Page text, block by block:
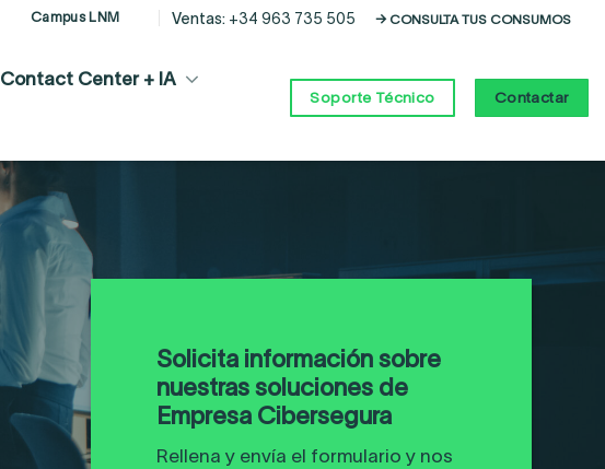
Campus LNM Ventas: +34 963 735 505 → CONSULTA TUS CONSUMOS
Contact Center + IA
Soporte Técnico Contactar
Solicita información sobre
nuestras soluciones de
Empresa Cibersegura
Rellena y envía el formulario y nos